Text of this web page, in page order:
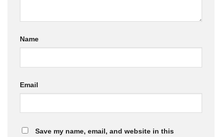
Name
Email
Save my name, email, and website in this